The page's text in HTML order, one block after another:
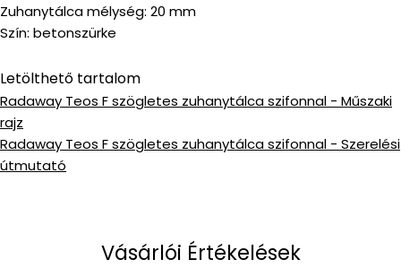
Zuhanytálca mélység: 20 mm
Szín: betonszürke
Letölthető tartalom
Radaway Teos F szögletes zuhanytálca szifonnal - Műszaki
rajz
Radaway Teos F szögletes zuhanytálca szifonnal - Szerelési
útmutató
Vásárlói Értékelések